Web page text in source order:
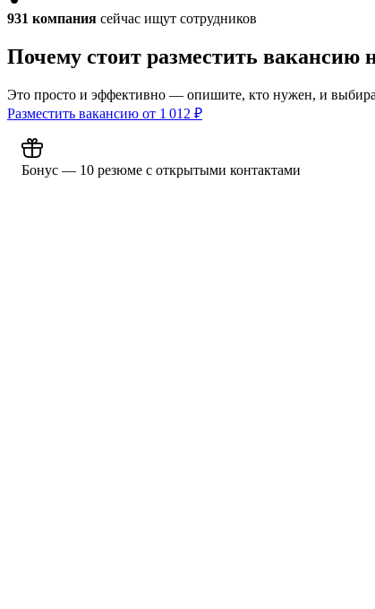
931 компания сейчас ищут сотрудников
Почему стоит разместить вакансию
Это просто и эффективно — опишите, кто нужен, и
Разместить вакансию от 1 012 ₽
Бонус — 10 резюме с открытыми контактами